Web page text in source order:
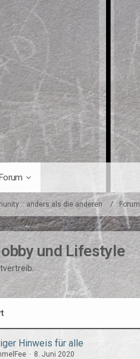
:: anders als die anderen Forum
und Lifestyle
Hinweis für alle
8. Juni 2020